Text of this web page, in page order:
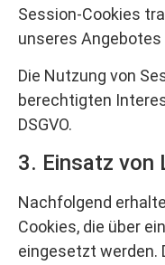
Session-Cookies
unseres Angebotes
Die Nutzung von
berechtigten
DSGVO.
3. Einsatz von
Nachfolgend
Cookies, die über
eingesetzt werden.